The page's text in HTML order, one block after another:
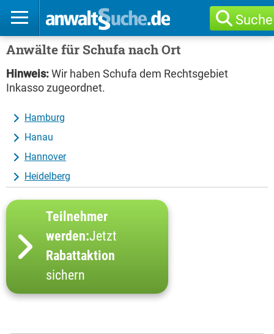
Suche
Anwälte für Schufa nach Ort
Hinweis:Wir haben Schufa dem Rechtsgebiet
Inkasso zugeordnet.
Hamburg
Hanau
Hannover
Heidelberg
Teilnehmer
werden:Jetzt
Rabattaktion
sichern